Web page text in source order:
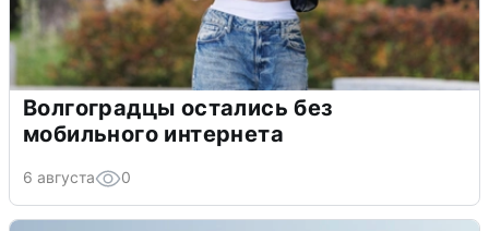
Волгоградцы остались без
мобильного интернета
6 августа 0